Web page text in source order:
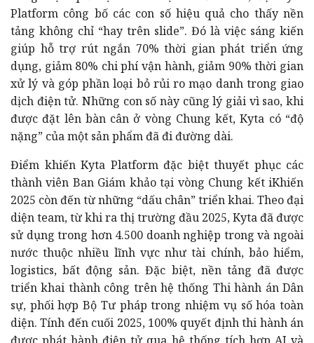
Platform công bố các con số hiệu quả cho thấy nền
tảng không chỉ “hay trên slide”. Đó là việc sáng kiến
giúp hỗ trợ rút ngắn 70% thời gian phát triển ứng
dụng, giảm 80% chi phí vận hành, giảm 90% thời gian
xử lý và góp phần loại bỏ rủi ro mạo danh trong giao
dịch điện tử. Những con số này cũng lý giải vì sao, khi
được đặt lên bàn cân ở vòng Chung kết, Kyta có “độ
nặng” của một sản phẩm đã đi đường dài.
Điểm khiến Kyta Platform đặc biệt thuyết phục các
thành viên Ban Giám khảo tại vòng Chung kết iKhiến
2025 còn đến từ những “dấu chân” triển khai. Theo đại
diện team, từ khi ra thị trường đầu 2025, Kyta đã được
sử dụng trong hơn 4.500 doanh nghiệp trong và ngoài
nước thuộc nhiều lĩnh vực như tài chính, bảo hiểm,
logistics, bất động sản. Đặc biệt, nền tảng đã được
triển khai thành công trên hệ thống Thi hành án Dân
sự, phối hợp Bộ Tư pháp trong nhiệm vụ số hóa toàn
diện. Tính đến cuối 2025, 100% quyết định thi hành án